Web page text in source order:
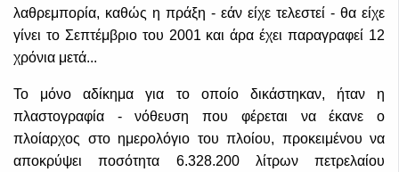
λαθρεμπορία, καθώς η πράξη - εάν είχε τελεστεί - θα είχε
γίνει το Σεπτέμβριο του 2001 και άρα έχει παραγραφεί 12
χρόνια μετά...
Το μόνο αδίκημα για το οποίο δικάστηκαν, ήταν η
πλαστογραφία - νόθευση που φέρεται να έκανε ο
πλοίαρχος στο ημερολόγιο του πλοίου, προκειμένου να
αποκρύψει ποσότητα 6.328.200 λίτρων πετρελαίου